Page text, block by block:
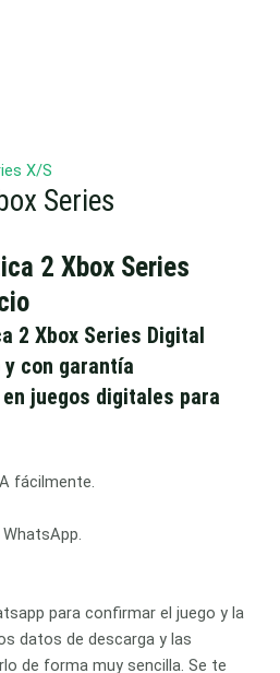
X/S
Series
2 Xbox Series
2 Xbox Series Digital
con garantía
juegos digitales para
fácilmente.
para confirmar el juego y la
datos de descarga y las
de forma muy sencilla. Se te